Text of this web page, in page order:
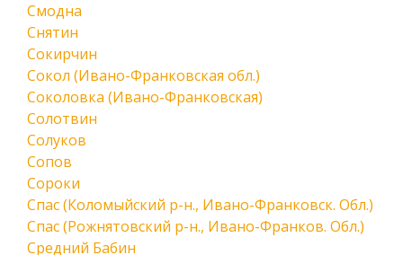
Смодна
Снятин
Сокирчин
Сокол (Ивано-Франковская обл.)
Соколовка (Ивано-Франковская)
Солотвин
Солуков
Сопов
Сороки
Спас (Коломыйский р-н., Ивано-Франковск. Обл.)
Спас (Рожнятовский р-н., Ивано-Франков. Обл.)
Средний Бабин